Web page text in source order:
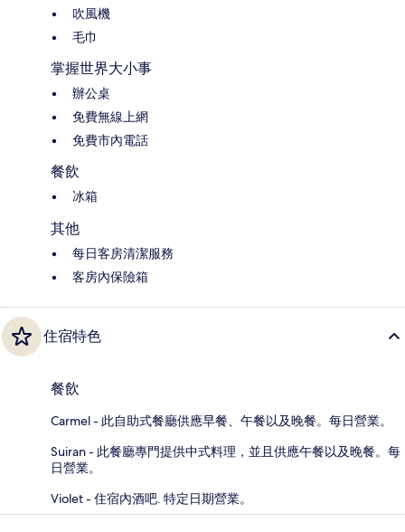
吹風機
毛巾
掌握世界大小事
辦公桌
免費無線上網
免費市內電話
餐飲
冰箱
其他
每日客房清潔服務
客房內保險箱
住宿特色
餐飲
Carmel - 此自助式餐廳供應早餐、午餐以及晚餐。每日營業。
Suiran - 此餐廳專門提供中式料理，並且供應午餐以及晚餐。每
日營業。
Violet - 住宿內酒吧. 特定日期營業。